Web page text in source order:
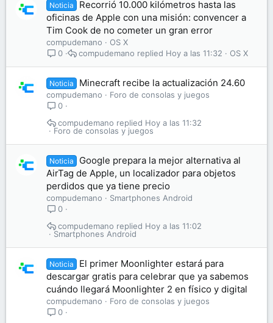
Noticia
Recorrió 10.000 kilómetros hasta las
oficinas de Apple con una misión: convencer a
Tim Cook de no cometer un gran error
compudemano
OS X
0
OS X
Hoy a las 11:32
compudemano
Noticia Minecraft recibe la actualización 24.60
compudemano
Foro de consolas y juegos
0
Foro de consolas y juegos
Hoy a las 11:32
compudemano
Noticia
Google prepara la mejor alternativa al
AirTag de Apple, un localizador para objetos
perdidos que ya tiene precio
compudemano
Smartphones Android
0
Smartphones Android
Hoy a las 11:02
compudemano
Noticia
El primer Moonlighter estará para
descargar gratis para celebrar que ya sabemos
cuándo llegará Moonlighter 2 en físico y digital
compudemano
Foro de consolas y juegos
0